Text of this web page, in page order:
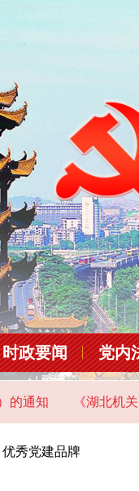
时政要闻 党内
《湖北机关党建》
优秀党建品牌